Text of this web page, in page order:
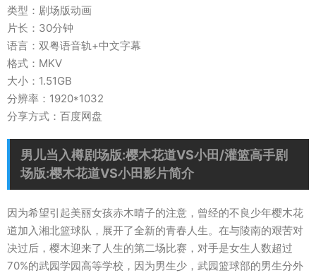
类型：剧场版动画
片长：30分钟
语言：双粤语音轨+中文字幕
格式：MKV
大小：1.51GB
分辨率：1920*1032
分享方式：百度网盘
男儿当入樽剧场版:樱木花道VS小田/灌篮高手剧
场版:樱木花道VS小田影片简介
因为希望引起美丽女孩赤木晴子的注意，曾经的不良少年樱木花
道加入湘北篮球队，展开了全新的青春人生。在与陵南的艰苦对
决过后，樱木迎来了人生的第二场比赛，对手是女生人数超过
70%的武园学园高等学校，因为男生少，武园篮球部的男生分外